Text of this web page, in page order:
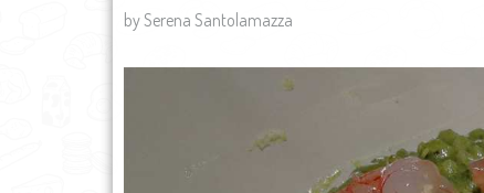
by Serena Santolamazza